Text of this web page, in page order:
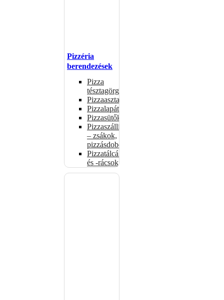
Pizzéria
berendezések
Pizza
tésztagörgők
Pizzaasztalok
Pizzalapátok
Pizzasütők
Pizzaszállítás
– zsákok,
pizzásdobozok
Pizzatálcák
és -rácsok